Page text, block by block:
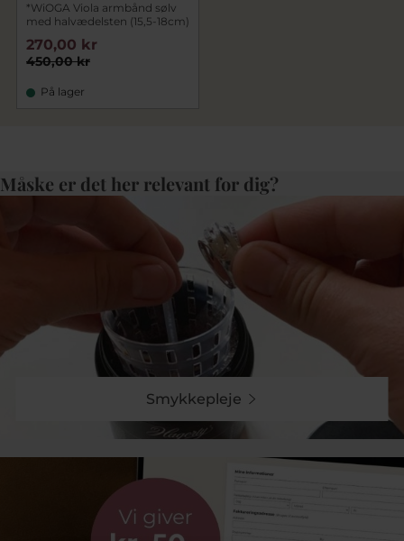
*WiOGA Viola armbånd sølv
med halvædelsten (15,5-18cm)
450,00 kr
270,00 kr
På lager
Måske er det her relevant for dig?
Smykkepleje